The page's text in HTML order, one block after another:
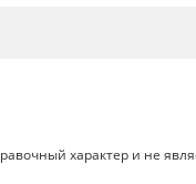
характер и не